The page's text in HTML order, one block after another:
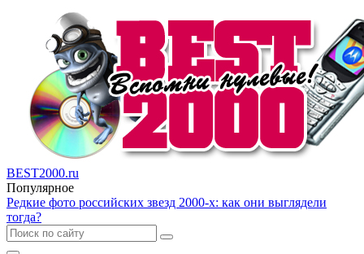
BEST2000.ru
Популярное
Редкие фото российских звезд 2000-х: как они выглядели
тогда?